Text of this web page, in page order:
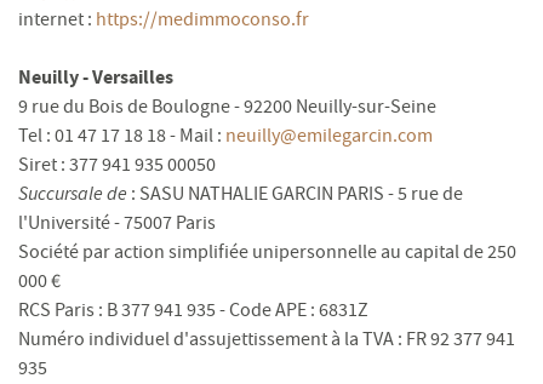
internet : https://medimmoconso.fr
Neuilly - Versailles
9 rue du Bois de Boulogne - 92200 Neuilly-sur-Seine
Tel : 01 47 17 18 18 - Mail : neuilly@emilegarcin.com
Siret : 377 941 935 00050
Succursale de : SASU NATHALIE GARCIN PARIS - 5 rue de
l'Université - 75007 Paris
Société par action simplifiée unipersonnelle au capital de 250
000 €
RCS Paris : B 377 941 935 - Code APE : 6831Z
Numéro individuel d'assujettissement à la TVA : FR 92 377 941
935